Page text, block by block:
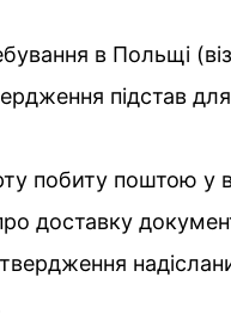
в Польщі
підстав
побиту поштою
доставку